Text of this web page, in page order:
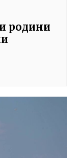
родини